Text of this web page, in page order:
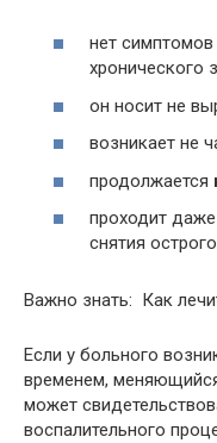
нет
хронического
он носит не
возникает не
продолжается
проходит даже
снятия
Важно знать: Как
Если у больного
временем,
может
воспалительного